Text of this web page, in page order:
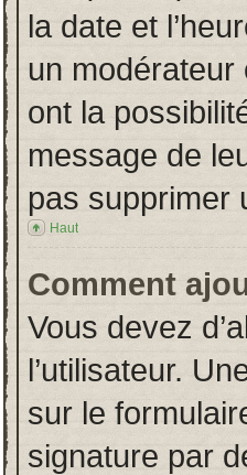
la date et
un modérateur
ont la
message de
pas supprimer
Haut
Comment
Vous devez
l’utilisateur.
sur le
signature par